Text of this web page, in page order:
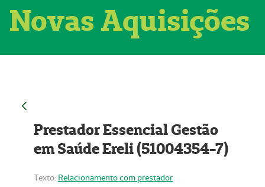
Novas Aquisições
Prestador Essencial Gestão
em Saúde Ereli (51004354-7)
Texto: Relacionamento com prestador